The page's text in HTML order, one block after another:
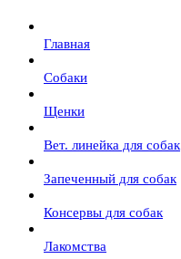
Главная
Собаки
Щенки
Вет. линейка для собак
Запеченный для собак
Консервы для собак
Лакомства